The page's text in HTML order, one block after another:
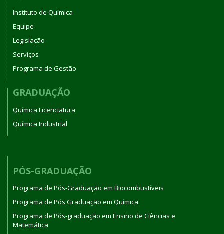
Instituto de Química
Equipe
Legislação
Serviços
Programa de Gestão
GRADUAÇÃO
Química Licenciatura
Química Industrial
PÓS-GRADUAÇÃO
Programa de Pós-Graduação em Biocombustíveis
Programa de Pós Graduação em Química
Programa de Pós-graduação em Ensino de Ciências e
Matemática